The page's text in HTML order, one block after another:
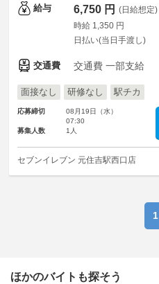
給与 6,750 円 (日給想定)
時給 1,350 円
日払い(当日手渡し)
交通費 交通費 一部支給
面接なし 研修なし 駅チカ
応募締切
08月19日（水）
07:30
募集人数
1人
セブンイレブン 元住吉駅西口店
1
ほかのバイトも探そう